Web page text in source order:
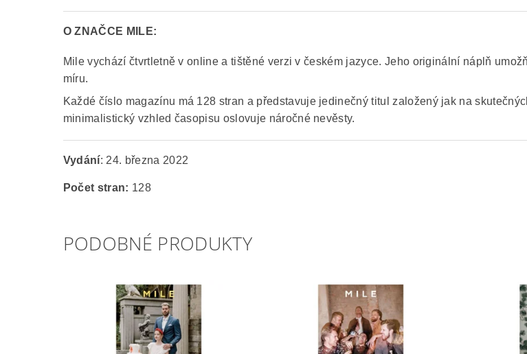
O ZNAČCE MILE:
Mile vychází čtvrtletně v online a tištěné verzi v českém jazyce. Jeho originální náplň
míru.
Každé číslo magazínu má 128 stran a představuje jedinečný titul založený jak na
minimalistický vzhled časopisu oslovuje náročné nevěsty.
Vydání: 24. března 2022
Počet stran: 128
PODOBNÉ PRODUKTY